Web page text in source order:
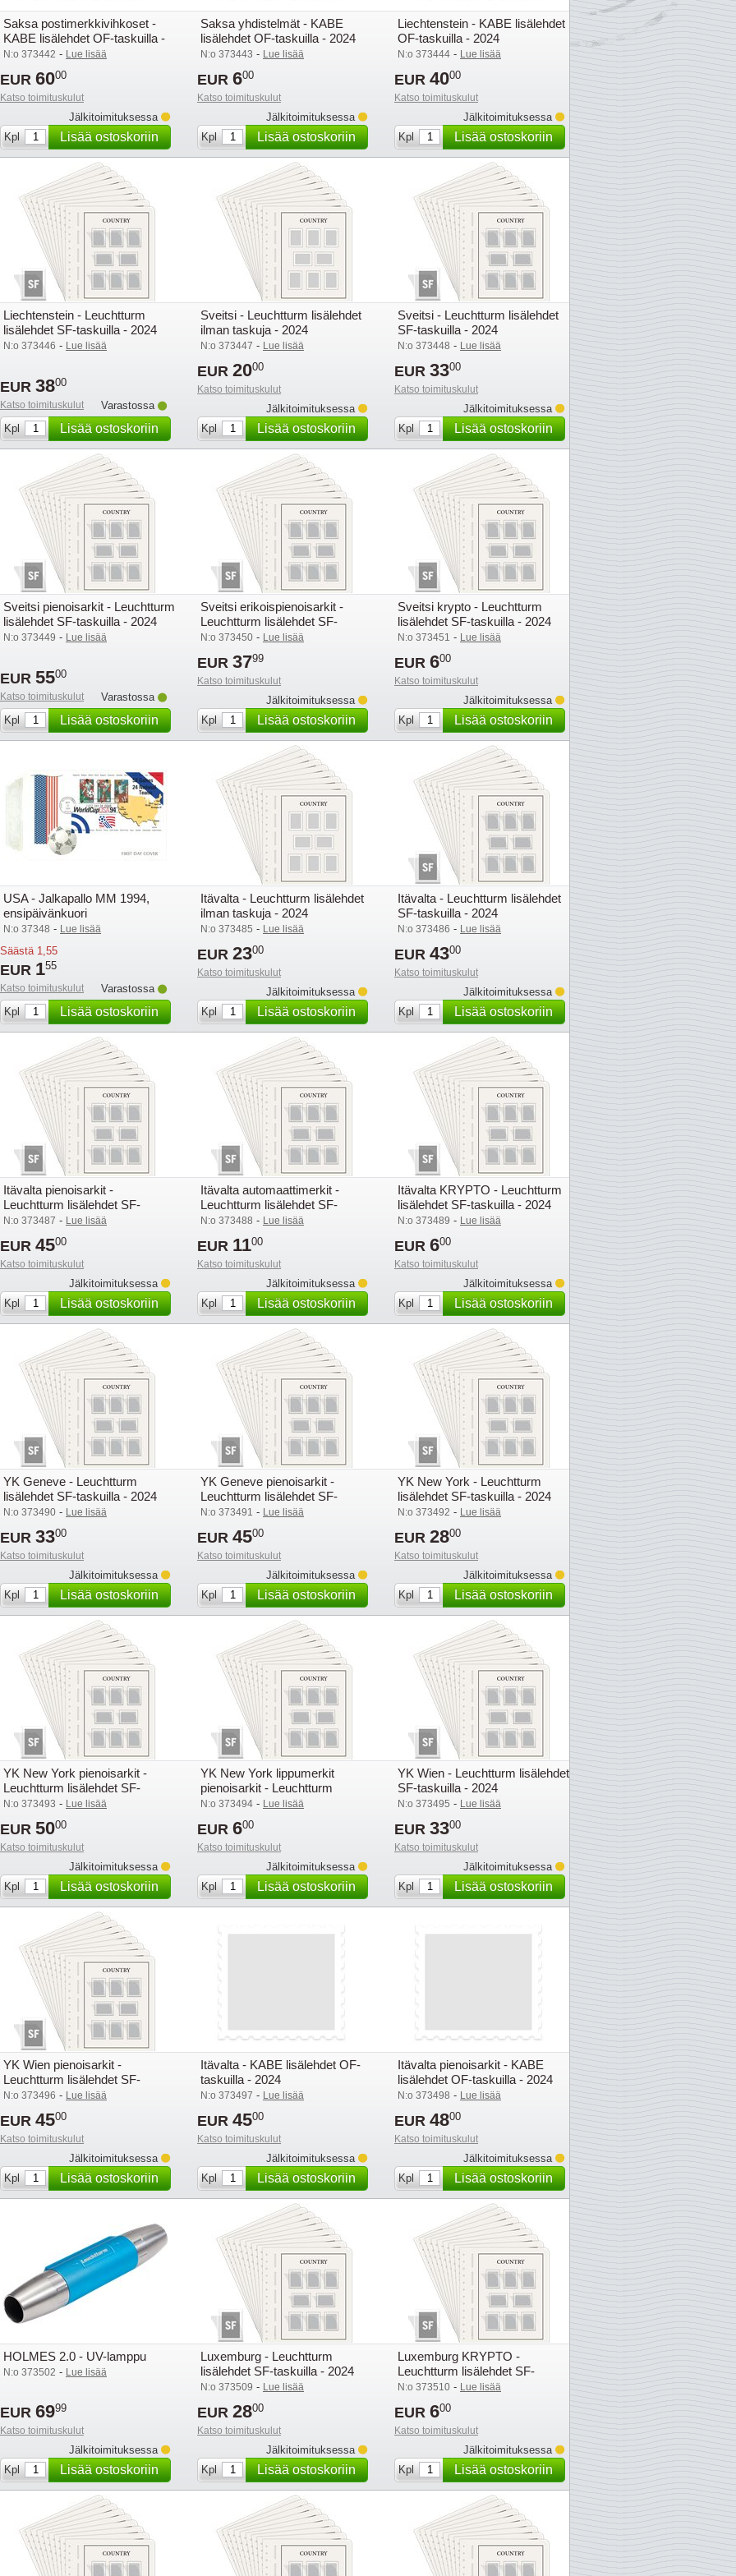
Saksa postimerkkivihkoset -
KABE lisälehdet OF-taskuilla -
2024
N:o 373442 - Lue lisää
EUR 6000
Katso toimituskulut
Jälkitoimituksessa
Kpl
Lisää ostoskoriin
Saksa yhdistelmät - KABE
lisälehdet OF-taskuilla - 2024
N:o 373443 - Lue lisää
EUR 600
Katso toimituskulut
Jälkitoimituksessa
Kpl
Lisää ostoskoriin
Liechtenstein - KABE lisälehdet
OF-taskuilla - 2024
N:o 373444 - Lue lisää
EUR 4000
Katso toimituskulut
Jälkitoimituksessa
Kpl
Lisää ostoskoriin
Liechtenstein - Leuchtturm
lisälehdet SF-taskuilla - 2024
N:o 373446 - Lue lisää
EUR 3800
Katso toimituskulut
Varastossa
Kpl
Lisää ostoskoriin
Sveitsi - Leuchtturm lisälehdet
ilman taskuja - 2024
N:o 373447 - Lue lisää
EUR 2000
Katso toimituskulut
Jälkitoimituksessa
Kpl
Lisää ostoskoriin
Sveitsi - Leuchtturm lisälehdet
SF-taskuilla - 2024
N:o 373448 - Lue lisää
EUR 3300
Katso toimituskulut
Jälkitoimituksessa
Kpl
Lisää ostoskoriin
Sveitsi pienoisarkit - Leuchtturm
lisälehdet SF-taskuilla - 2024
N:o 373449 - Lue lisää
EUR 5500
Katso toimituskulut
Varastossa
Kpl
Lisää ostoskoriin
Sveitsi erikoispienoisarkit -
Leuchtturm lisälehdet SF-
taskuilla - 2024
N:o 373450 - Lue lisää
EUR 3799
Katso toimituskulut
Jälkitoimituksessa
Kpl
Lisää ostoskoriin
Sveitsi krypto - Leuchtturm
lisälehdet SF-taskuilla - 2024
N:o 373451 - Lue lisää
EUR 600
Katso toimituskulut
Jälkitoimituksessa
Kpl
Lisää ostoskoriin
USA - Jalkapallo MM 1994,
ensipäivänkuori
N:o 37348 - Lue lisää
Säästä 1,55
EUR 155
Katso toimituskulut
Varastossa
Kpl
Lisää ostoskoriin
Itävalta - Leuchtturm lisälehdet
ilman taskuja - 2024
N:o 373485 - Lue lisää
EUR 2300
Katso toimituskulut
Jälkitoimituksessa
Kpl
Lisää ostoskoriin
Itävalta - Leuchtturm lisälehdet
SF-taskuilla - 2024
N:o 373486 - Lue lisää
EUR 4300
Katso toimituskulut
Jälkitoimituksessa
Kpl
Lisää ostoskoriin
Itävalta pienoisarkit -
Leuchtturm lisälehdet SF-
taskuilla - 2024
N:o 373487 - Lue lisää
EUR 4500
Katso toimituskulut
Jälkitoimituksessa
Kpl
Lisää ostoskoriin
Itävalta automaattimerkit -
Leuchtturm lisälehdet SF-
taskuilla - 2024
N:o 373488 - Lue lisää
EUR 1100
Katso toimituskulut
Jälkitoimituksessa
Kpl
Lisää ostoskoriin
Itävalta KRYPTO - Leuchtturm
lisälehdet SF-taskuilla - 2024
N:o 373489 - Lue lisää
EUR 600
Katso toimituskulut
Jälkitoimituksessa
Kpl
Lisää ostoskoriin
YK Geneve - Leuchtturm
lisälehdet SF-taskuilla - 2024
N:o 373490 - Lue lisää
EUR 3300
Katso toimituskulut
Jälkitoimituksessa
Kpl
Lisää ostoskoriin
YK Geneve pienoisarkit -
Leuchtturm lisälehdet SF-
taskuilla - 2024
N:o 373491 - Lue lisää
EUR 4500
Katso toimituskulut
Jälkitoimituksessa
Kpl
Lisää ostoskoriin
YK New York - Leuchtturm
lisälehdet SF-taskuilla - 2024
N:o 373492 - Lue lisää
EUR 2800
Katso toimituskulut
Jälkitoimituksessa
Kpl
Lisää ostoskoriin
YK New York pienoisarkit -
Leuchtturm lisälehdet SF-
taskuilla - 2024
N:o 373493 - Lue lisää
EUR 5000
Katso toimituskulut
Jälkitoimituksessa
Kpl
Lisää ostoskoriin
YK New York lippumerkit
pienoisarkit - Leuchtturm
lisälehdet SF-taskuilla - 2024
N:o 373494 - Lue lisää
EUR 600
Katso toimituskulut
Jälkitoimituksessa
Kpl
Lisää ostoskoriin
YK Wien - Leuchtturm lisälehdet
SF-taskuilla - 2024
N:o 373495 - Lue lisää
EUR 3300
Katso toimituskulut
Jälkitoimituksessa
Kpl
Lisää ostoskoriin
YK Wien pienoisarkit -
Leuchtturm lisälehdet SF-
taskuilla - 2024
N:o 373496 - Lue lisää
EUR 4500
Katso toimituskulut
Jälkitoimituksessa
Kpl
Lisää ostoskoriin
Itävalta - KABE lisälehdet OF-
taskuilla - 2024
N:o 373497 - Lue lisää
EUR 4500
Katso toimituskulut
Jälkitoimituksessa
Kpl
Lisää ostoskoriin
Itävalta pienoisarkit - KABE
lisälehdet OF-taskuilla - 2024
N:o 373498 - Lue lisää
EUR 4800
Katso toimituskulut
Jälkitoimituksessa
Kpl
Lisää ostoskoriin
HOLMES 2.0 - UV-lamppu
N:o 373502 - Lue lisää
EUR 6999
Katso toimituskulut
Jälkitoimituksessa
Kpl
Lisää ostoskoriin
Luxemburg - Leuchtturm
lisälehdet SF-taskuilla - 2024
N:o 373509 - Lue lisää
EUR 2800
Katso toimituskulut
Jälkitoimituksessa
Kpl
Lisää ostoskoriin
Luxemburg KRYPTO -
Leuchtturm lisälehdet SF-
taskuilla - 2024
N:o 373510 - Lue lisää
EUR 600
Katso toimituskulut
Jälkitoimituksessa
Kpl
Lisää ostoskoriin